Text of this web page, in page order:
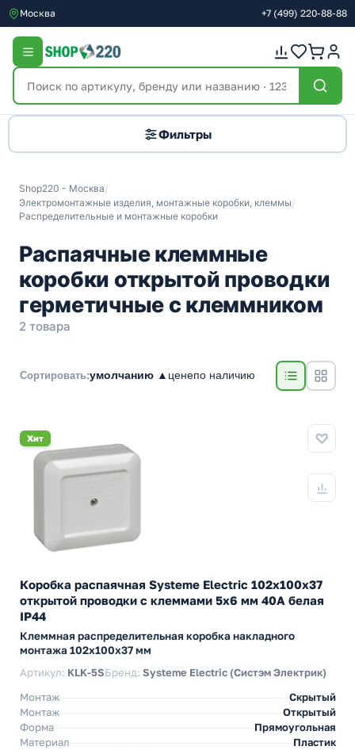
Москва +7 (499) 220-88-88
Фильтры
Shop220 - Москва/
Электромонтажные изделия, монтажные коробки, клеммы/
Распределительные и монтажные коробки
Распаячные клеммные
коробки открытой проводки
герметичные с клеммником
2 товара
Сортировать:умолчанию ▲ ценепо наличию
Хит
Коробка распаячная Systeme Electric 102х100х37
открытой проводки с клеммами 5х6 мм 40А белая
IP44
Клеммная распределительная коробка накладного
монтажа 102x100x37 мм
Артикул: KLK-5SБренд: Systeme Electric (Систэм Электрик)
Монтаж
Скрытый
Монтаж
Открытый
Форма
Прямоугольная
Материал
Пластик